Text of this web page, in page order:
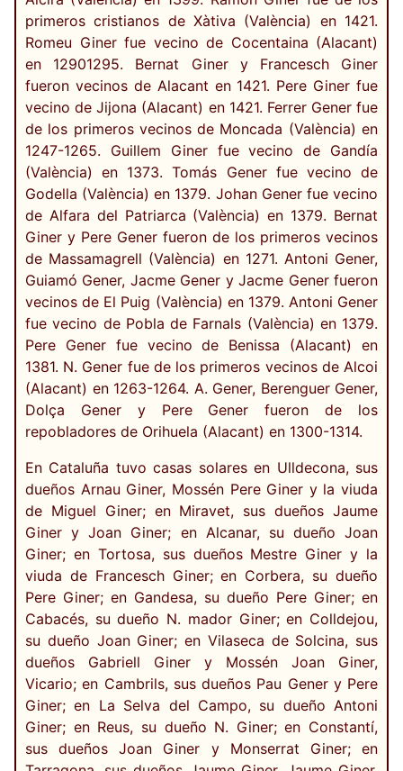
primeros cristianos de Xàtiva (València) en 1421.
Romeu Giner fue vecino de Cocentaina (Alacant)
en 12901295. Bernat Giner y Francesch Giner
fueron vecinos de Alacant en 1421. Pere Giner fue
vecino de Jijona (Alacant) en 1421. Ferrer Gener fue
de los primeros vecinos de Moncada (València) en
1247-1265. Guillem Giner fue vecino de Gandía
(València) en 1373. Tomás Gener fue vecino de
Godella (València) en 1379. Johan Gener fue vecino
de Alfara del Patriarca (València) en 1379. Bernat
Giner y Pere Gener fueron de los primeros vecinos
de Massamagrell (València) en 1271. Antoni Gener,
Guiamó Gener, Jacme Gener y Jacme Gener fueron
vecinos de El Puig (València) en 1379. Antoni Gener
fue vecino de Pobla de Farnals (València) en 1379.
Pere Gener fue vecino de Benissa (Alacant) en
1381. N. Gener fue de los primeros vecinos de Alcoi
(Alacant) en 1263-1264. A. Gener, Berenguer Gener,
Dolça Gener y Pere Gener fueron de los
repobladores de Orihuela (Alacant) en 1300-1314.
En Cataluña tuvo casas solares en Ulldecona, sus
dueños Arnau Giner, Mossén Pere Giner y la viuda
de Miguel Giner; en Miravet, sus dueños Jaume
Giner y Joan Giner; en Alcanar, su dueño Joan
Giner; en Tortosa, sus dueños Mestre Giner y la
viuda de Francesch Giner; en Corbera, su dueño
Pere Giner; en Gandesa, su dueño Pere Giner; en
Cabacés, su dueño N. mador Giner; en Colldejou,
su dueño Joan Giner; en Vilaseca de Solcina, sus
dueños Gabriell Giner y Mossén Joan Giner,
Vicario; en Cambrils, sus dueños Pau Gener y Pere
Giner; en La Selva del Campo, su dueño Antoni
Giner; en Reus, su dueño N. Giner; en Constantí,
sus dueños Joan Giner y Monserrat Giner; en